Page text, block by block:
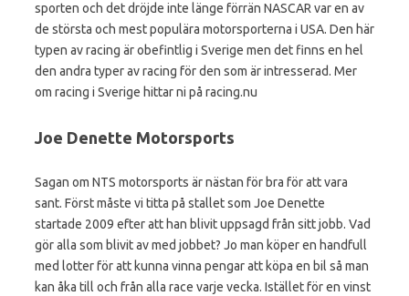
sporten och det dröjde inte länge förrän NASCAR var en av
de största och mest populära motorsporterna i USA. Den här
typen av racing är obefintlig i Sverige men det finns en hel
den andra typer av racing för den som är intresserad. Mer
om racing i Sverige hittar ni på racing.nu
Joe Denette Motorsports
Sagan om NTS motorsports är nästan för bra för att vara
sant. Först måste vi titta på stallet som Joe Denette
startade 2009 efter att han blivit uppsagd från sitt jobb. Vad
gör alla som blivit av med jobbet? Jo man köper en handfull
med lotter för att kunna vinna pengar att köpa en bil så man
kan åka till och från alla race varje vecka. Istället för en vinst